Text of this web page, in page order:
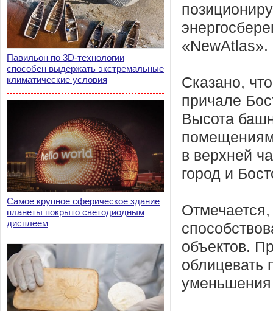
Павильон по 3D-технологии
способен выдержать экстремальные
климатические условия
Самое крупное сферическое здание
планеты покрыто светодиодным
дисплеем
«NewAtlas».
Сказано,
причале
Высота
в верхней
город и
объектов.
облицевать
уменьшения